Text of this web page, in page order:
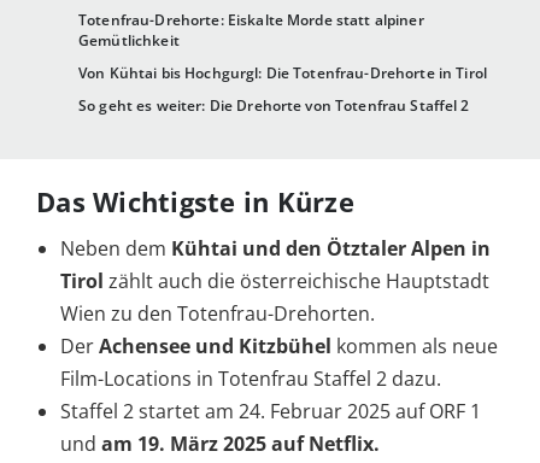
Totenfrau-Drehorte: Eiskalte Morde statt alpiner
Gemütlichkeit
Von Kühtai bis Hochgurgl: Die Totenfrau-Drehorte in Tirol
So geht es weiter: Die Drehorte von Totenfrau Staffel 2
Das Wichtigste in Kürze
Neben dem Kühtai und den Ötztaler Alpen in
Tirol zählt auch die österreichische Hauptstadt
Wien zu den Totenfrau-Drehorten.
DerAchensee und Kitzbühel kommen als neue
Film-Locations in Totenfrau Staffel 2 dazu.
Staffel 2 startet am 24. Februar 2025 auf ORF 1
und am 19. März 2025 auf Netflix.